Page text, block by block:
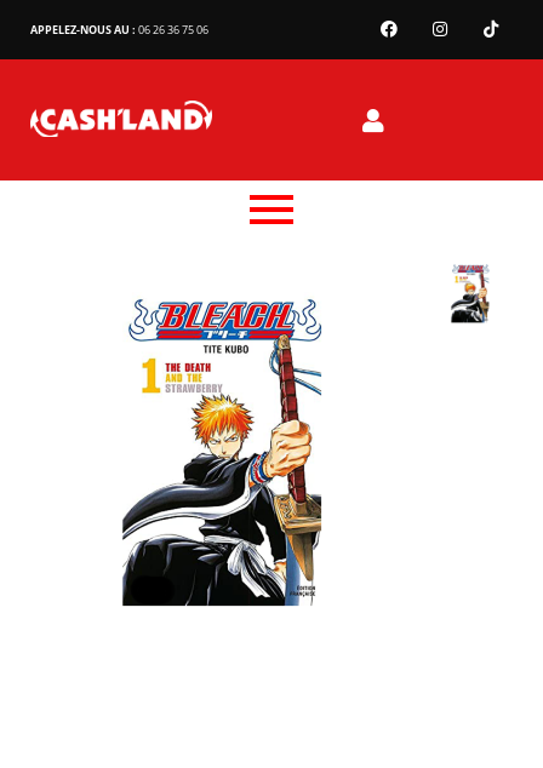
APPELEZ-NOUS AU : 06 26 36 75 06